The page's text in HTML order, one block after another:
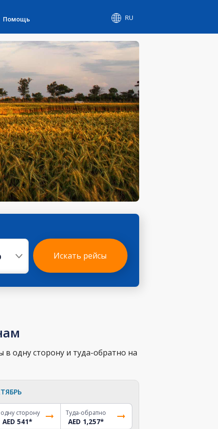
Помощь RU
Искать рейсы
одну сторону и туда-обратно на
сторону
AED 541*
Туда-обратно
AED 1,257*